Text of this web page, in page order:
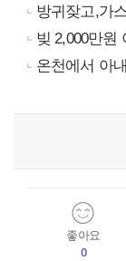
방귀잦고,가
빚 2,000만원
온천에서 아
좋아요
0